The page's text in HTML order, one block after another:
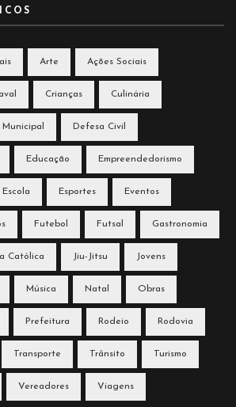
Arte Ações Sociais
Crianças Culinária
Municipal Defesa Civil
Educação Empreendedorismo
Escola Esportes Eventos
Futebol Futsal Gastronomia
Católica Jiu-Jitsu Jovens
Música Natal Obras
Prefeitura Rodeio Rodovia
Transporte Trânsito Turismo
Vereadores Viagens